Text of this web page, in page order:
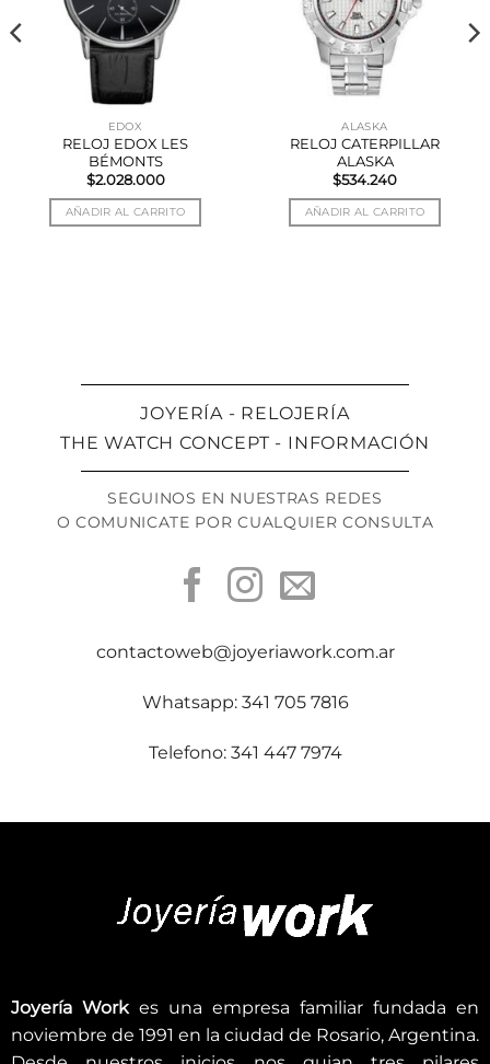
EDOX
RELOJ EDOX LES
BÉMONTS
$2.028.000
AÑADIR AL CARRITO
ALASKA
RELOJ CATERPILLAR
ALASKA
$534.240
AÑADIR AL CARRITO
JOYERÍA - RELOJERÍA
THE WATCH CONCEPT - INFORMACIÓN
SEGUINOS EN NUESTRAS REDES
O COMUNICATE POR CUALQUIER CONSULTA
contactoweb@joyeriawork.com.ar
Whatsapp: 341 705 7816
Telefono: 341 447 7974
Joyería Workes una empresa familiar fundada en
noviembre de 1991 en la ciudad de Rosario, Argentina.